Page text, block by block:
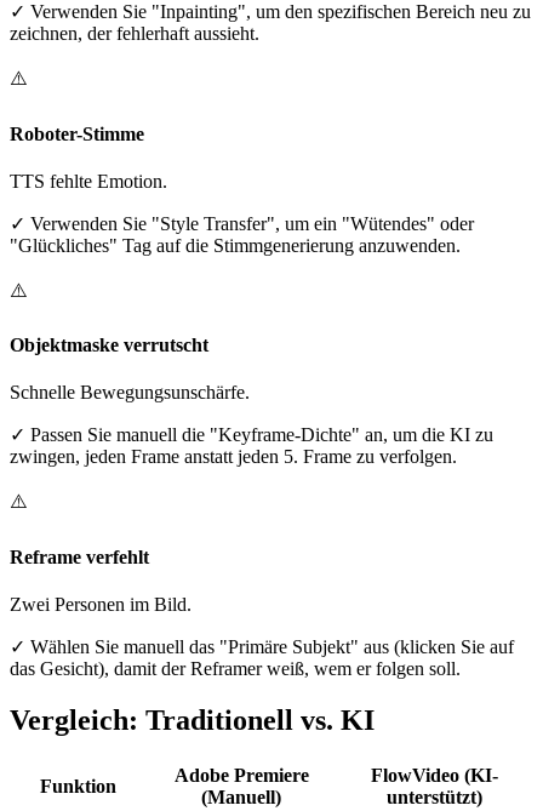
✓ Verwenden Sie "Inpainting", um den spezifischen Bereich neu zu
zeichnen, der fehlerhaft aussieht.
⚠️
Roboter-Stimme
TTS fehlte Emotion.
✓ Verwenden Sie "Style Transfer", um ein "Wütendes" oder
"Glückliches" Tag auf die Stimmgenerierung anzuwenden.
⚠️
Objektmaske verrutscht
Schnelle Bewegungsunschärfe.
✓ Passen Sie manuell die "Keyframe-Dichte" an, um die KI zu
zwingen, jeden Frame anstatt jeden 5. Frame zu verfolgen.
⚠️
Reframe verfehlt
Zwei Personen im Bild.
✓ Wählen Sie manuell das "Primäre Subjekt" aus (klicken Sie auf
das Gesicht), damit der Reframer weiß, wem er folgen soll.
Vergleich: Traditionell vs. KI
Funktion
Adobe Premiere
(Manuell)
FlowVideo (KI-
unterstützt)